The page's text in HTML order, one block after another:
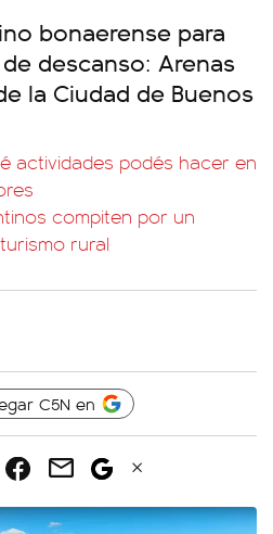
bonaerense para
descanso: Arenas
la Ciudad de Buenos
actividades podés hacer en
compiten por un
rural
C5N en